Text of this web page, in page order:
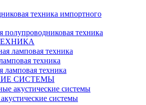
техника импортного
техника
ламповая техника
техника
техника
СИСТЕМЫ
акустические системы
системы